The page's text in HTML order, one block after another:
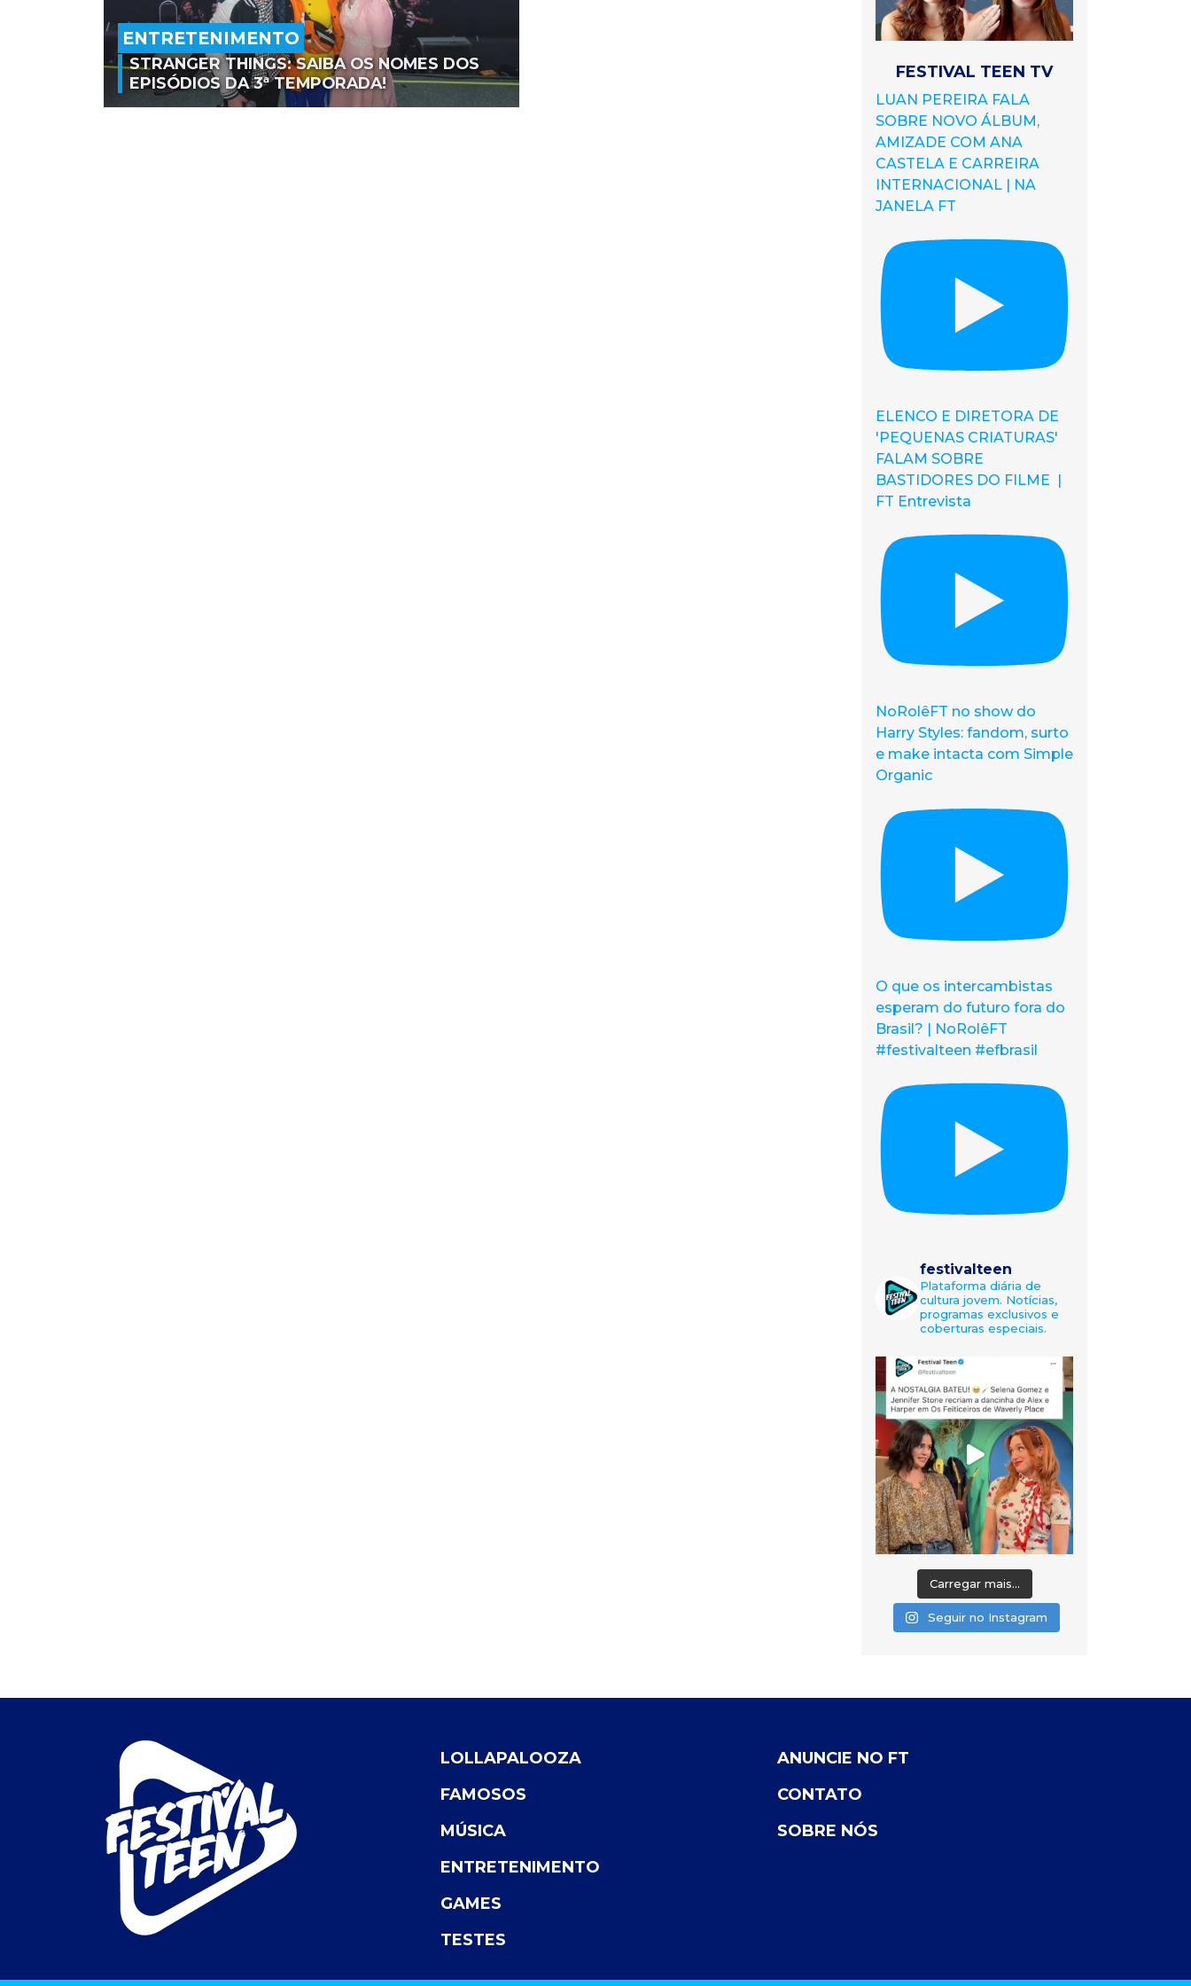
ENTRETENIMENTO
STRANGER THINGS: SAIBA OS NOMES DOS
EPISÓDIOS DA 3ª TEMPORADA!
FESTIVAL TEEN TV
LUAN PEREIRA FALA
SOBRE NOVO ÁLBUM,
AMIZADE COM ANA
CASTELA E CARREIRA
INTERNACIONAL | NA
JANELA FT
ELENCO E DIRETORA DE
'PEQUENAS CRIATURAS'
FALAM SOBRE
BASTIDORES DO FILME |
FT Entrevista
NoRolêFT no show do
Harry Styles: fandom, surto
e make intacta com Simple
Organic
O que os intercambistas
esperam do futuro fora do
Brasil? | NoRolêFT
#festivalteen #efbrasil
festivalteen
Plataforma diária de
cultura jovem. Notícias,
programas exclusivos e
coberturas especiais.
Carregar mais...
Seguir no Instagram
LOLLAPALOOZA
FAMOSOS
MÚSICA
ENTRETENIMENTO
GAMES
TESTES
ANUNCIE NO FT
CONTATO
SOBRE NÓS